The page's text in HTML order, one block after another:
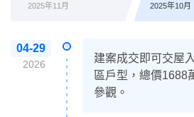
2025年11月 2025年10月
04-29
2026
建案成交即可交屋
區戶型，總價1688
參觀。